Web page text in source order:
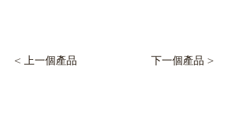
< 上一個產品 下一個產品 >